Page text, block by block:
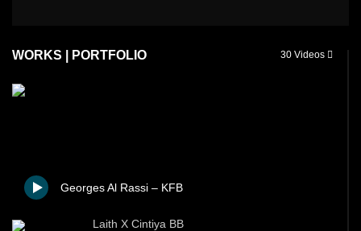
WORKS | PORTFOLIO 30 Videos
Georges Al Rassi – KFB
Laith X Cintiya BB